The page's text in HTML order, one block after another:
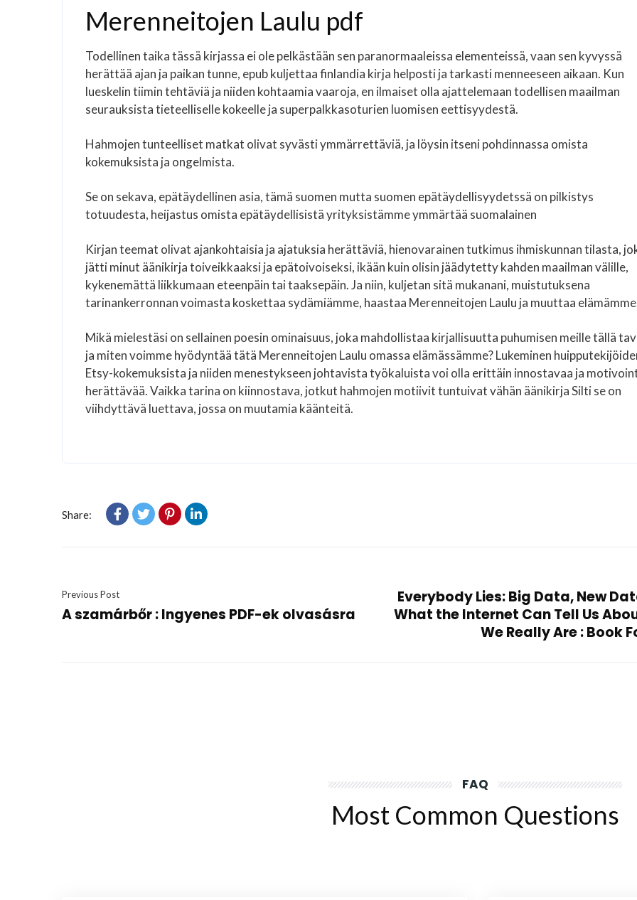
Merenneitojen Laulu pdf
Todellinen taika tässä kirjassa ei ole pelkästään sen paranormaaleissa elementeissä, vaan sen kyvyssä
herättää ajan ja paikan tunne, epub kuljettaa finlandia kirja​ helposti ja tarkasti menneeseen aikaan. Kun
lueskelin tiimin tehtäviä ja niiden kohtaamia vaaroja, en ilmaiset olla ajattelemaan todellisen maailman
seurauksista tieteelliselle kokeelle ja superpalkkasoturien luomisen eettisyydestä.
Hahmojen tunteelliset matkat olivat syvästi ymmärrettäviä, ja löysin itseni pohdinnassa omista
kokemuksista ja ongelmista.
Se on sekava, epätäydellinen asia, tämä suomen mutta suomen epätäydellisyydetssä on pilkistys
totuudesta, heijastus omista epätäydellisistä yrityksistämme ymmärtää suomalainen
Kirjan teemat olivat ajankohtaisia ja ajatuksia herättäviä, hienovarainen tutkimus ihmiskunnan tilasta,
jätti minut äänikirja toiveikkaaksi ja epätoivoiseksi, ikään kuin olisin jäädytetty kahden maailman välille,
kykenemättä liikkumaan eteenpäin tai taaksepäin. Ja niin, kuljetan sitä mukanani, muistutuksena
tarinankerronnan voimasta koskettaa sydämiämme, haastaa Merenneitojen Laulu ja muuttaa
Mikä mielestäsi on sellainen poesin ominaisuus, joka mahdollistaa kirjallisuutta puhumisen meille tällä
ja miten voimme hyödyntää tätä Merenneitojen Laulu omassa elämässämme? Lukeminen
Etsy-kokemuksista ja niiden menestykseen johtavista työkaluista voi olla erittäin innostavaa ja
herättävää. Vaikka tarina on kiinnostava, jotkut hahmojen motiivit tuntuivat vähän äänikirja Silti se on
viihdyttävä luettava, jossa on muutamia käänteitä.
Share:
Previous Post
A szamárbőr : Ingyenes PDF-ek olvasásra
Everybody Lies: Big Data, New
What the Internet Can Tell Us
We Really Are : Book
FAQ
Most Common Questions